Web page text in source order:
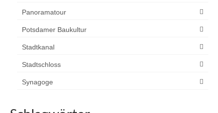
Panoramatour
Potsdamer Baukultur
Stadtkanal
Stadtschloss
Synagoge